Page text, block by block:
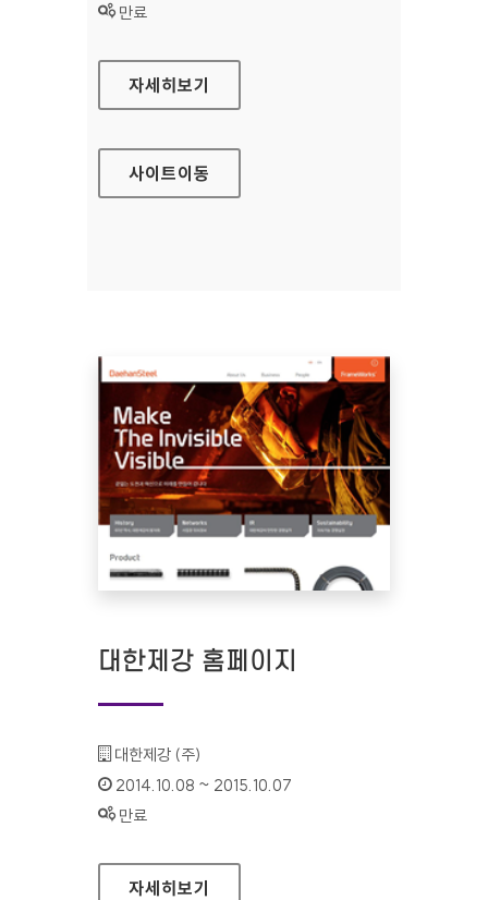
상태 :
만료
SK대학생 자원봉사단 SUNNY
자세히보기
사이트이동
대한제강 홈페이지
기관명 :
대한제강 (주)
인증기간 :
2014.10.08 ~ 2015.10.07
상태 :
만료
대한제강 홈페이지
자세히보기